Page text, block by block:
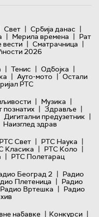
Свет | Србија данас |
| Мерила времена | Рат
вести | Сматрачница |
2026
| Тенис | Одбојка |
| Ауто-мото | Остали
РТС
| Музика |
познатих | Здравље |
Дигитални предузетник |
Наизглед здрав
РТС Свет | РТС Наука |
Класика | РТС Коло |
| РТС Полетарац
Београд 2 | Радио
Плетеница | Радио
Радио Вртешка | Радио
набавке | Конкурси |